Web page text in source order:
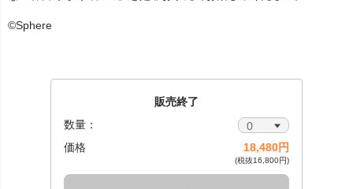
©Sphere
販売終了
数量：
価格
18,480円
(税抜16,800円)